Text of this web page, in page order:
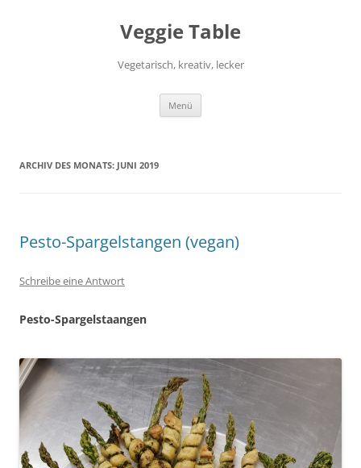
Veggie Table
Vegetarisch, kreativ, lecker
Menü
ARCHIV DES MONATS: JUNI 2019
Pesto-Spargelstangen (vegan)
Schreibe eine Antwort
Pesto-Spargelstaangen